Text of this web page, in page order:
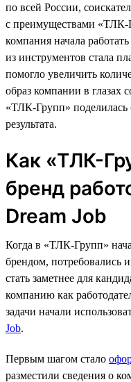
по всей России,
с преимуществами «ТЛК-
компания начала
из инструментов стала
помогло увеличить
образ компании в глазах
«ТЛК-Групп» поделилась
результата.
Как «ТЛК-
бренд
Dream Job
Когда в «ТЛК-Групп»
брендом, потребовались
стать заметнее для
компанию как
задачи начали
Job.
Первым шагом стало
разместили сведения о